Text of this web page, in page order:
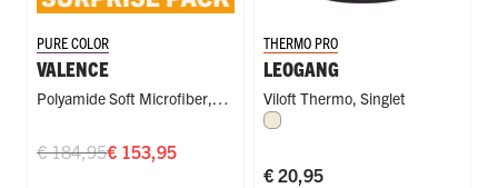
PURE COLOR
VALENCE
Polyamide Soft Microfiber,
€ 153,95
€ 184,95
THERMO PRO
LEOGANG
Viloft Thermo, Singlet
Wolwit
€ 20,95